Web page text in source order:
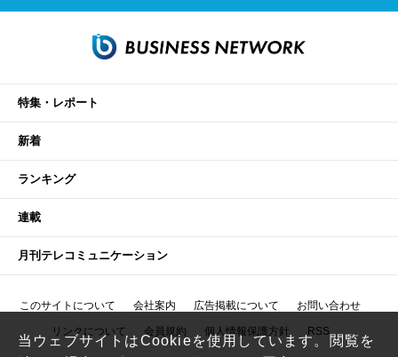
特集・レポート
新着
ランキング
連載
月刊テレコミュニケーション
このサイトについて 会社案内 広告掲載について お問い合わせ
リンクについて 会員規約 個人情報保護方針 RSS
当ウェブサイトはCookieを使用しています。閲覧を